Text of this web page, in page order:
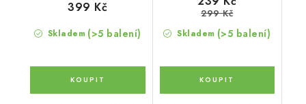
Skladem (>5 balení)
399 Kč
Skladem (>5 balení)
299 Kč